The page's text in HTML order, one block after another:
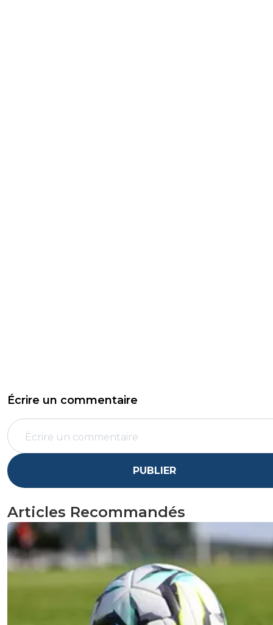
Écrire un commentaire
PUBLIER
Articles Recommandés